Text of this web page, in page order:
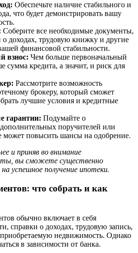
Обеспечьте наличие стабильного и
что будет демонстрировать вашу
Соберите все необходимые документы,
о доходах, трудовую книжку и другие
финансовой стабильности.
взнос: Чем больше первоначальный
сумма кредита, а значит, и риск для
Рассмотрите возможность
брокеру, который сможет
лучшие условия и кредитные
гарантии: Подумайте о
поручителей или
может повысить шансы на одобрение.
и приняв во внимание
вы сможете существенно
успешное получение ипотеки.
что собрать и как
обычно включает в себя
справки о доходах, трудовую запись,
недвижимость. Однако
в зависимости от банка.